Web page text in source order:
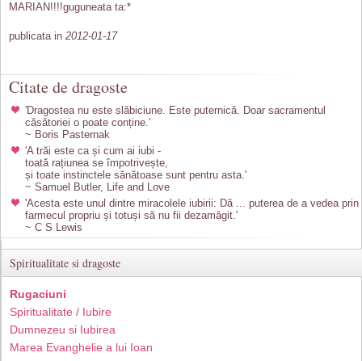
MARIAN!!!!guguneata ta:*
publicata in 2012-01-17
Citate de dragoste
'Dragostea nu este slăbiciune. Este puternică. Doar sacramentul
căsătoriei o poate conține.'
~ Boris Pasternak
'A trăi este ca și cum ai iubi -
toată rațiunea se împotrivește,
și toate instinctele sănătoase sunt pentru asta.'
~ Samuel Butler, Life and Love
'Acesta este unul dintre miracolele iubirii: Dă ... puterea de a vedea prin
farmecul propriu și totuși să nu fii dezamăgit.'
~ C S Lewis
Spiritualitate si dragoste
Rugaciuni
Spiritualitate / Iubire
Dumnezeu si Iubirea
Marea Evanghelie a lui Ioan